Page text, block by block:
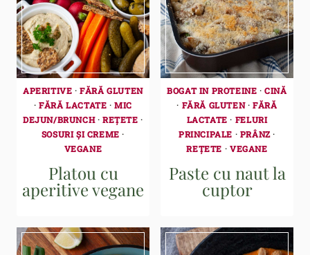
APERITIVE ·FĂRĂ GLUTEN
·FĂRĂ LACTATE ·MIC
DEJUN/BRUNCH·REȚETE ·
SOSURI ȘI CREME ·
VEGANE
Platou cu
aperitive vegane
BOGAT IN PROTEINE ·CINĂ
· FĂRĂ GLUTEN·FĂRĂ
LACTATE · FELURI
PRINCIPALE · PRÂNZ·
REȚETE · VEGANE
Paste cu naut la
cuptor